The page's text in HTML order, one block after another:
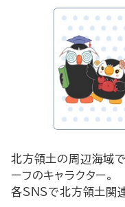
北方領土の周辺海域で
ーフのキャラクター。
各SNSで北方領土関